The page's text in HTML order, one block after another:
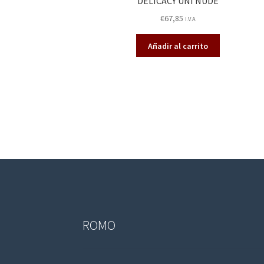
€67,85 I.V.A
Añadir al carrito
ROMO